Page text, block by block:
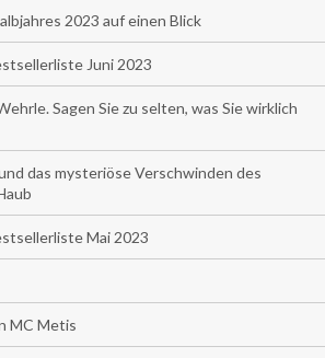
2023 auf einen Blick
Juni 2023
Sagen Sie zu selten, was Sie wirklich
das mysteriöse Verschwinden des
Mai 2023
MC Metis